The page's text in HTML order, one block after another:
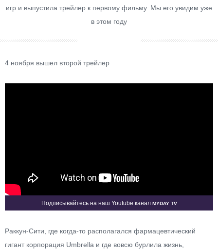
игр и выпустила трейлер к первому фильму. Мы его увидим уже
в этом году
4 ноября вышел второй трейлер
Подписывайтесь на наш Youtube канал Myday TV
Раккун-Сити, где когда-то располагался фармацевтический
гигант корпорация Umbrella и где вовсю бурлила жизнь,